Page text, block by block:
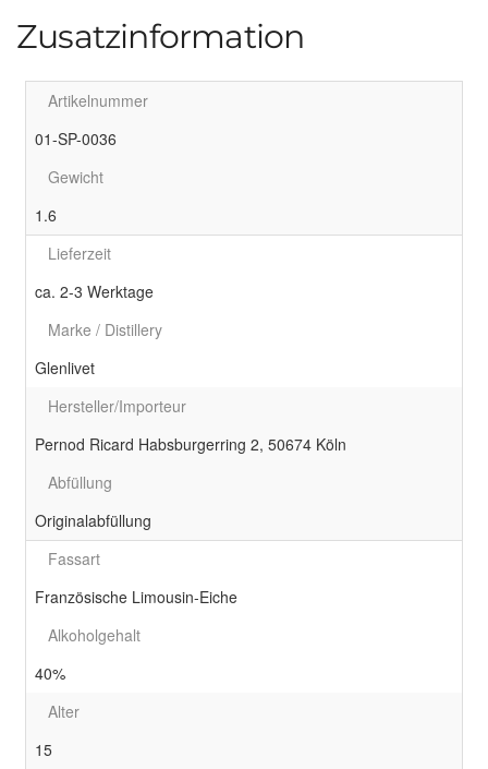
Zusatzinformation
Artikelnummer
01-SP-0036
Gewicht
1.6
Lieferzeit
ca. 2-3 Werktage
Marke / Distillery
Glenlivet
Hersteller/Importeur
Pernod Ricard Habsburgerring 2, 50674 Köln
Abfüllung
Originalabfüllung
Fassart
Französische Limousin-Eiche
Alkoholgehalt
40%
Alter
15